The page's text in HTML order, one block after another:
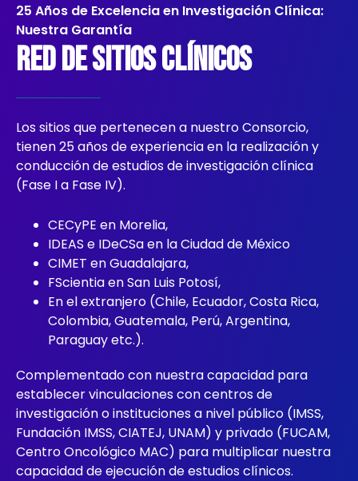
25 Años de Excelencia en Investigación Clínica:
Nuestra Garantía
Red de sitios clínicos
Los sitios que pertenecen a nuestro Consorcio,
tienen 25 años de experiencia en la realización y
conducción de estudios de investigación clínica
(Fase I a Fase IV).
CECyPE en Morelia,
IDEAS e IDeCSa en la Ciudad de México
CIMET en Guadalajara,
FScientia en San Luis Potosí,
En el extranjero (Chile, Ecuador, Costa Rica,
Colombia, Guatemala, Perú, Argentina,
Paraguay etc.).
Complementado con nuestra capacidad para
establecer vinculaciones con centros de
investigación o instituciones a nivel público (IMSS,
Fundación IMSS, CIATEJ, UNAM) y privado (FUCAM,
Centro Oncológico MAC) para multiplicar nuestra
capacidad de ejecución de estudios clínicos.